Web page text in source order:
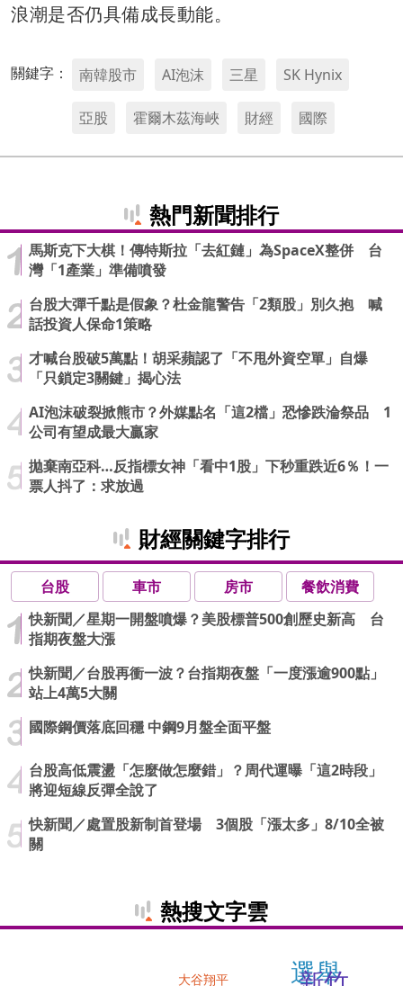
浪潮是否仍具備成長動能。
關鍵字： 南韓股市 AI泡沫 三星 SK Hynix
亞股 霍爾木茲海峽 財經 國際
熱門新聞排行
馬斯克下大棋！傳特斯拉「去紅鏈」為SpaceX整併 台
灣「1產業」準備噴發
台股大彈千點是假象？杜金龍警告「2類股」別久抱 喊
話投資人保命1策略
才喊台股破5萬點！胡采蘋認了「不甩外資空單」自爆
「只鎖定3關鍵」揭心法
AI泡沫破裂掀熊市？外媒點名「這2檔」恐慘跌淪祭品 1
公司有望成最大贏家
拋棄南亞科…反指標女神「看中1股」下秒重跌近6％！一
票人抖了：求放過
財經關鍵字排行
台股 車市 房市
餐飲消費
快新聞／星期一開盤噴爆？美股標普500創歷史新高 台
指期夜盤大漲
快新聞／台股再衝一波？台指期夜盤「一度漲逾900點」
站上4萬5大關
國際鋼價落底回穩 中鋼9月盤全面平盤
台股高低震盪「怎麼做怎麼錯」？周代運曝「這2時段」
將迎短線反彈全說了
快新聞／處置股新制首登場 3個股「漲太多」8/10全被
關
熱搜文字雲
大谷翔平 選舉